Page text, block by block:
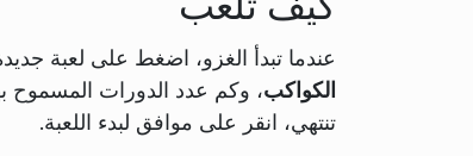
عندما تبدأ الغزو، اضغط على لعبة
الكواكب، وكم عدد الدورات المسموح
تنتهي، انقر على موافق لبدء اللعبة.